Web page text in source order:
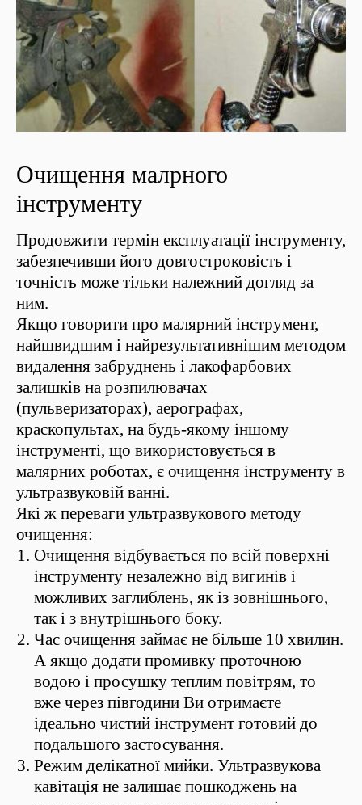
Очищення малрного
інструменту
Продовжити термін експлуатації інструменту,
забезпечивши його довгостроковість і
точність може тільки належний догляд за
ним.
Якщо говорити про малярний інструмент,
найшвидшим і найрезультативнішим методом
видалення забруднень і лакофарбових
залишків на розпилювачах
(пульверизаторах), аерографах,
краскопультах, на будь-якому іншому
інструменті, що використовується в
малярних роботах, є очищення інструменту в
ультразвуковій ванні.
Які ж переваги ультразвукового методу
очищення:
Очищення відбувається по всій поверхні
інструменту незалежно від вигинів і
можливих заглиблень, як із зовнішнього,
так і з внутрішнього боку.
Час очищення займає не більше 10 хвилин.
А якщо додати промивку проточною
водою і просушку теплим повітрям, то
вже через півгодини Ви отримаєте
ідеально чистий інструмент готовий до
подальшого застосування.
Режим делікатної мийки. Ультразвукова
кавітація не залишає пошкоджень на